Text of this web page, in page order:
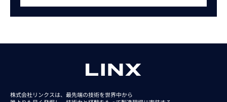
株式会社リンクスは、最先端の技術を世界中から